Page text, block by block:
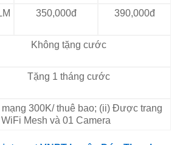
350,000đ 390,000đ
Không tặng cước
Tặng 1 tháng cước
mạng 300K/ thuê bao; (ii) Được trang
WiFi Mesh và 01 Camera